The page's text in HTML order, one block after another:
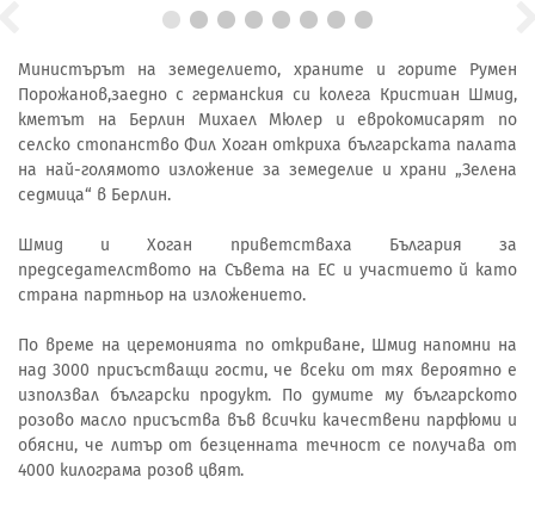
Министърът на земеделието, храните и горите Румен
Порожанов,заедно с германския си колега Кристиан Шмид,
кметът на Берлин Михаел Мюлер и еврокомисарят по
селско стопанство Фил Хоган откриха българската палата
на най-голямото изложение за земеделие и храни „Зелена
седмица“ в Берлин.
Шмид и Хоган приветстваха България за
председателството на Съвета на ЕС и участието й като
страна партньор на изложението.
По време на церемонията по откриване, Шмид напомни на
над 3000 присъстващи гости, че всеки от тях вероятно е
използвал български продукт. По думите му българското
розово масло присъства във всички качествени парфюми и
обясни, че литър от безценната течност се получава от
4000 килограма розов цвят.